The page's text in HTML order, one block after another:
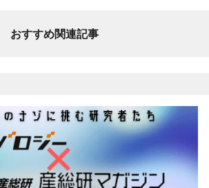
おすすめ関連記事